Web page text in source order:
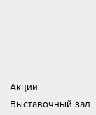
Акции
Выставочный зал